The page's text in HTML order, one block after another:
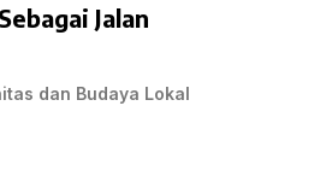
Jalan
dan Budaya Lokal